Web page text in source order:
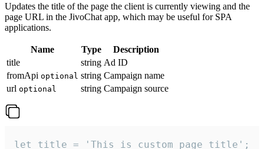
Updates the title of the page the client is currently viewing and the
page URL in the JivoChat app, which may be useful for SPA
applications.
Name Type
Description
title
string Ad ID
fromApi optional string Campaign name
url optional string Campaign source
let title = 'This is custom page title';